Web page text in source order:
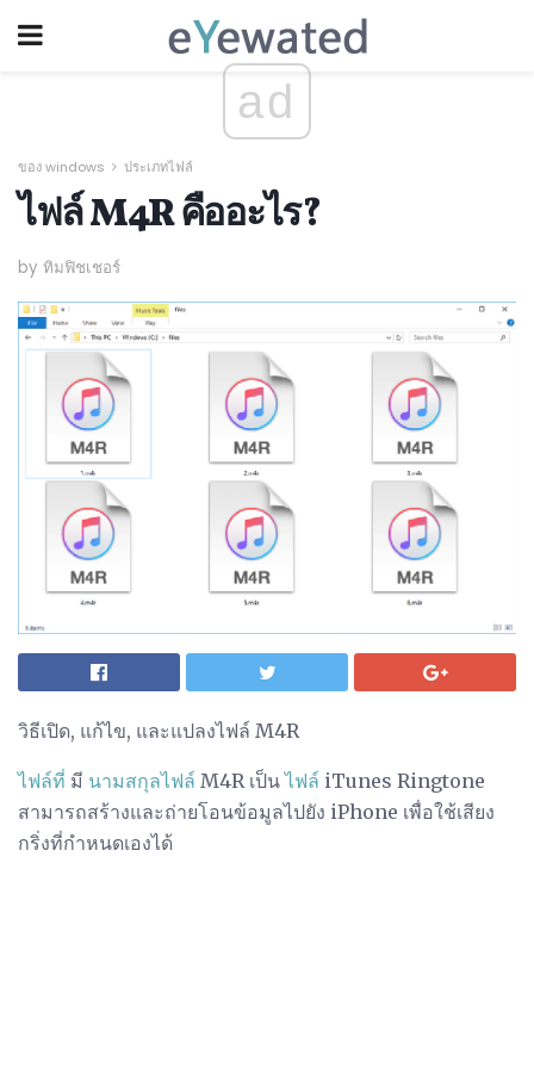
ad
ของ windows ประเภทไฟล์
ไฟล์ M4R คืออะไร?
by ทิมฟิชเชอร์
วิธีเปิด, แก้ไข, และแปลงไฟล์ M4R
ไฟล์ที่ มี นามสกุลไฟล์ M4R เป็นไฟล์ iTunes Ringtone
สามารถสร้างและถ่ายโอนข้อมูลไปยัง iPhone เพื่อใช้เสียง
กริ่งที่กำหนดเองได้